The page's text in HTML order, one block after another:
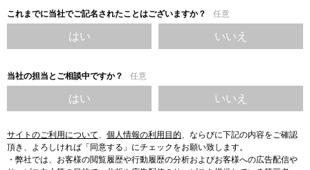
これまでに当社でご記名されたことはございますか？ 任意
はい いいえ
当社の担当とご相談中ですか？ 任意
はい いいえ
サイトのご利用について、 個人情報の利用目的、 ならびに下記の内容をご確認
頂き、よろしければ「同意する」にチェックをお願い致します。
・弊社では、お客様の閲覧履歴や行動履歴の分析およびお客様への広告配信や